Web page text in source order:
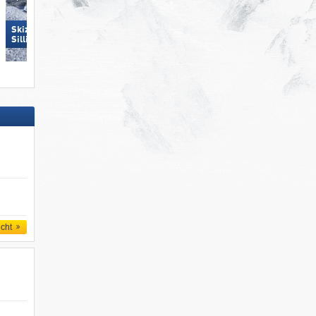
Skizentrum Hochpustertal
Sillian
Großglockner Resort Kals-